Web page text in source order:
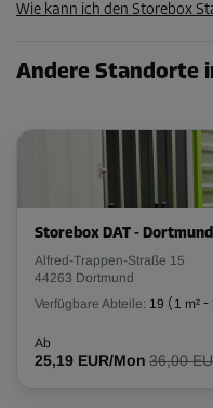
Abteil 9
B: m
-20%
69,00 EUR/Mon
Abteil 2
Wie kann ich den Storebox
Andere Standorte
Storebox DAT -
Alfred-Trappen-Straße 15
44263 Dortmund
Verfügbare Abteile: 19 ( 1 m² -
Ab
25,19 EUR/Mon 36,00